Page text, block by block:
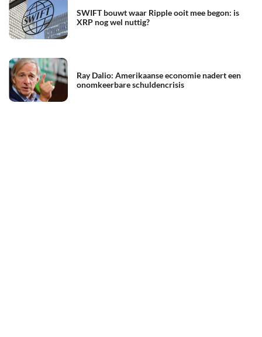
SWIFT bouwt waar Ripple ooit mee begon: is
XRP nog wel nuttig?
Ray Dalio: Amerikaanse economie nadert een
onomkeerbare schuldencrisis